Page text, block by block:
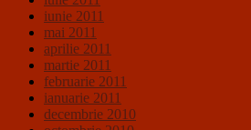
iunie 2011
mai 2011
aprilie 2011
martie 2011
februarie 2011
ianuarie 2011
decembrie 2010